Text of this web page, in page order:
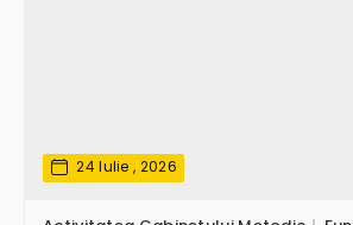
24 Iulie , 2026